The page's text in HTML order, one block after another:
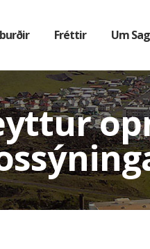
Fréttir Um